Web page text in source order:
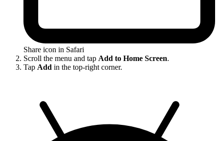
Share icon in Safari
Scroll the menu and tap Add to Home Screen.
Tap Add in the top-right corner.